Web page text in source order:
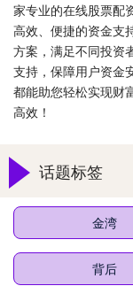
家专业的在线股票配
高效、便捷的资金支
方案，满足不同投资
支持，保障用户资金
都能助您轻松实现财
高效！
话题标签
金湾
背后